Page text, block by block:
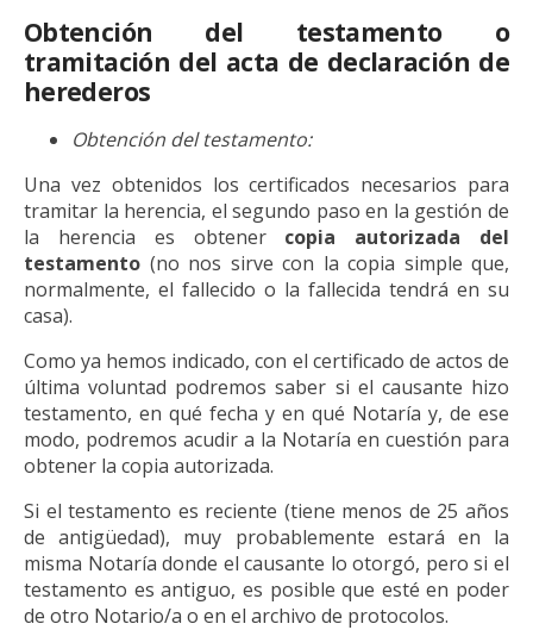
Obtención del testamento o
tramitación del acta de declaración de
herederos
Obtención del testamento:
Una vez obtenidos los certificados necesarios para
tramitar la herencia, el segundo paso en la gestión de
la herencia es obtener copia autorizada del
testamento (no nos sirve con la copia simple que,
normalmente, el fallecido o la fallecida tendrá en su
casa).
Como ya hemos indicado, con el certificado de actos de
última voluntad podremos saber si el causante hizo
testamento, en qué fecha y en qué Notaría y, de ese
modo, podremos acudir a la Notaría en cuestión para
obtener la copia autorizada.
Si el testamento es reciente (tiene menos de 25 años
de antigüedad), muy probablemente estará en la
misma Notaría donde el causante lo otorgó, pero si el
testamento es antiguo, es posible que esté en poder
de otro Notario/a o en el archivo de protocolos.